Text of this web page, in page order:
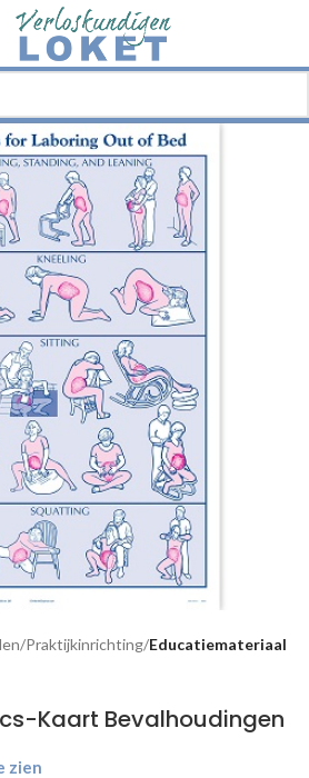
Praktijkinrichting Educatiemateriaal
Kaart Bevalhoudingen
zien